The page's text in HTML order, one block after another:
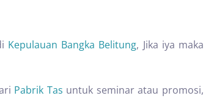
Kepulauan Bangka Belitung, Jika iya maka
Pabrik Tas untuk seminar atau promosi,